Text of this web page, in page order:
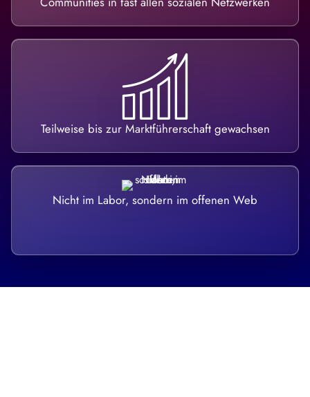
Teilweise bis zur Marktführerschaft gewachsen
Nicht im Labor, sondern im offenen Web